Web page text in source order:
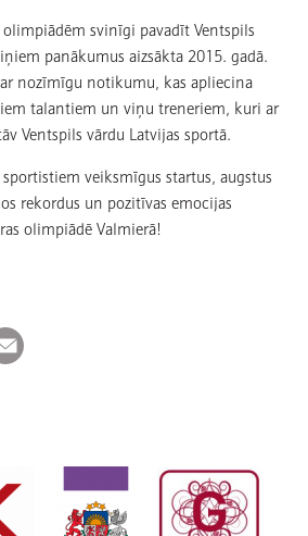
svinīgi pavadīt Ventspils
panākumus aizsākta 2015. gadā.
nozīmīgu notikumu, kas apliecina
talantiem un viņu treneriem, kuri ar
Ventspils vārdu Latvijas sportā.
veiksmīgus startus, augstus
rekordus un pozitīvas emocijas
olimpiādē Valmierā!